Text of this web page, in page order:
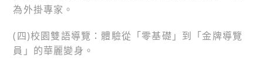
為外掛專家。
(四)校園雙語導覽：體驗從「零基礎」到「金牌導覽
員」的華麗變身。